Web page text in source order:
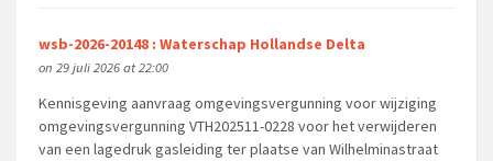
wsb-2026-20148 : Waterschap Hollandse Delta
on 29 juli 2026 at 22:00
Kennisgeving aanvraag omgevingsvergunning voor wijziging
omgevingsvergunning VTH202511-0228 voor het verwijderen
van een lagedruk gasleiding ter plaatse van Wilhelminastraat